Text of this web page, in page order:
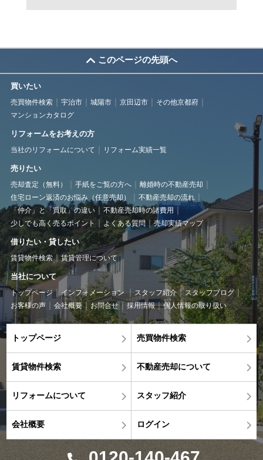
このページの先頭へ
買いたい
売買物件検索 宇治市 城陽市 京田辺市
その他京都府
マンションカタログ
リフォームをお考えの方
当社のリフォームについて リフォーム実績一覧
売りたい
売却査定（無料） 手紙をご覧の方へ
離婚時の不動産売却
住宅ローン返済のお悩み（任意売却）
不動産売却の流れ
「仲介」と「買取」の違い
不動産売却時の諸費用
少しでも高く売るポイント
よくある質問 売却実績マップ
借りたい・貸したい
賃貸物件検索 賃貸管理について
当社について
トップページ インフォメーション スタッフ紹介
スタッフブログ
お客様の声
会社概要 お問合せ 採用情報 個人情報の取り扱い
トップページ 売買物件検索
賃貸物件検索 不動産売却について
リフォームについて スタッフ紹介
会社概要 ログイン